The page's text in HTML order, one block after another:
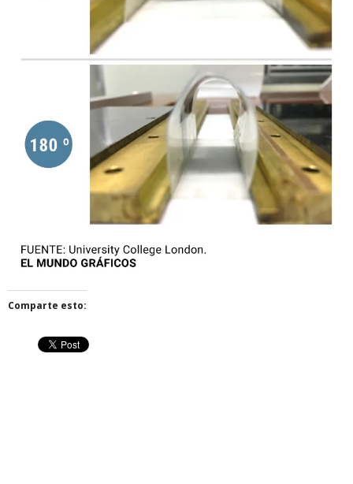
Comparte esto: